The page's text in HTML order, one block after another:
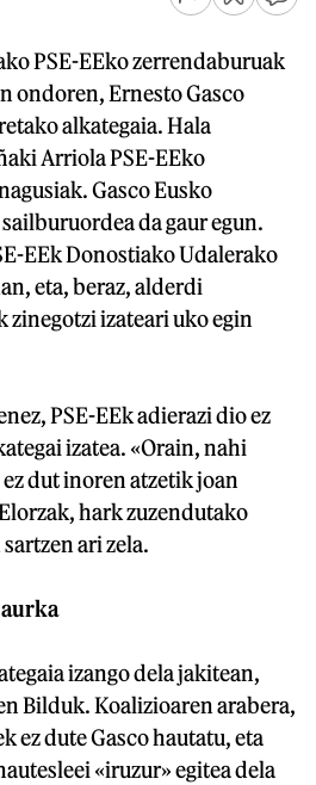
PSE-EEko zerrendaburuak
ondoren, Ernesto Gasco
alkategaia. Hala
Arriola PSE-EEko
Gasco Eusko
da gaur egun.
EEk Donostiako Udalerako
eta, beraz, alderdi
izateari uko egin
PSE-EEk adierazi dio ez
izatea. «Orain, nahi
dut inoren atzetik joan
hark zuzendutako
ari zela.
izango dela jakitean,
Bilduk. Koalizioaren arabera,
ez dute Gasco hautatu, eta
«iruzur» egitea dela